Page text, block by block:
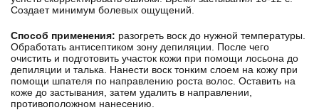
Создает минимум болевых ощущений.
Способ применения: разогреть воск до нужной температуры.
Обработать антисептиком зону депиляции. После чего
очистить и подготовить участок кожи при помощи лосьона до
депиляции и талька. Нанести воск тонким слоем на кожу при
помощи шпателя по направлению роста волос. Оставить на
коже до застывания, затем удалить в направлении,
противоположном нанесению.